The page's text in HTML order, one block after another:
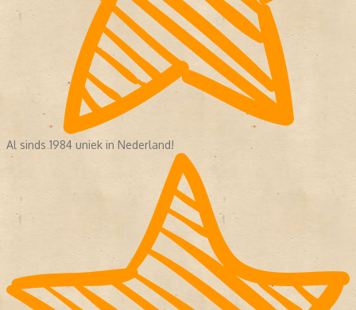
Al sinds 1984 uniek in Nederland!